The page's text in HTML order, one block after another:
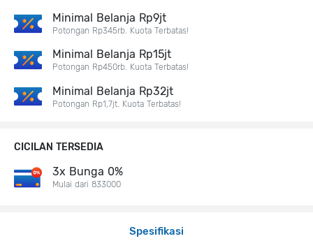
Spesifikasi
Minimal Belanja Rp9jt
Potongan Rp345rb. Kuota Terbatas!
Minimal Belanja Rp15jt
Potongan Rp450rb. Kuota Terbatas!
Minimal Belanja Rp32jt
Potongan Rp1,7jt. Kuota Terbatas!
CICILAN TERSEDIA
3x Bunga 0%
Mulai dari 833000